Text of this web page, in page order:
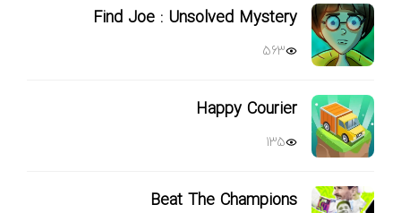
Find Joe : Unsolved Mystery
563
Happy Courier
135
Beat The Champions